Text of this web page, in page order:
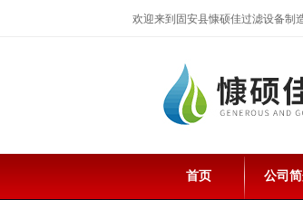
欢迎来到固安县慷硕佳过滤设备制
首页 公司